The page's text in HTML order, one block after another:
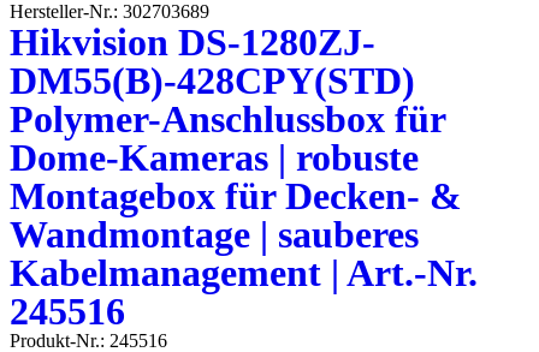
Hersteller-Nr.: 302703689
Hikvision DS-1280ZJ-
DM55(B)-428CPY(STD)
Polymer-Anschlussbox für
Dome-Kameras | robuste
Montagebox für Decken- &
Wandmontage | sauberes
Kabelmanagement | Art.-Nr.
245516
Produkt-Nr.: 245516